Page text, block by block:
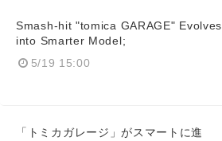
Smash-hit "tomica GARAGE" Evolves
into Smarter Model;
5/19 15:00
「トミカガレージ」がスマートに進